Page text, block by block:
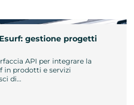
gestione progetti
API per integrare la
in prodotti e servizi
di…